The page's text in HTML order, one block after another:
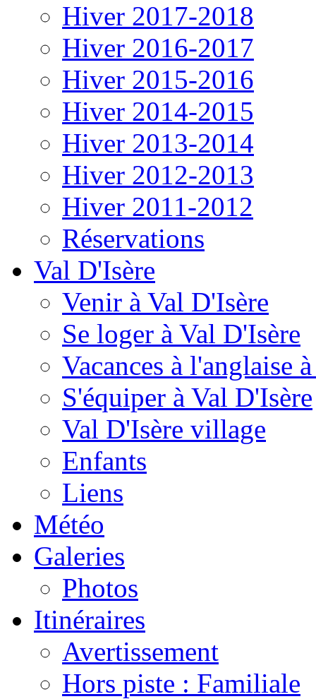
Hiver 2017-2018
Hiver 2016-2017
Hiver 2015-2016
Hiver 2014-2015
Hiver 2013-2014
Hiver 2012-2013
Hiver 2011-2012
Réservations
Val D'Isère
Venir à Val D'Isère
Se loger à Val D'Isère
Vacances à l'anglaise
S'équiper à Val D'Isère
Val D'Isère village
Enfants
Liens
Météo
Galeries
Photos
Itinéraires
Avertissement
Hors piste : Familiale